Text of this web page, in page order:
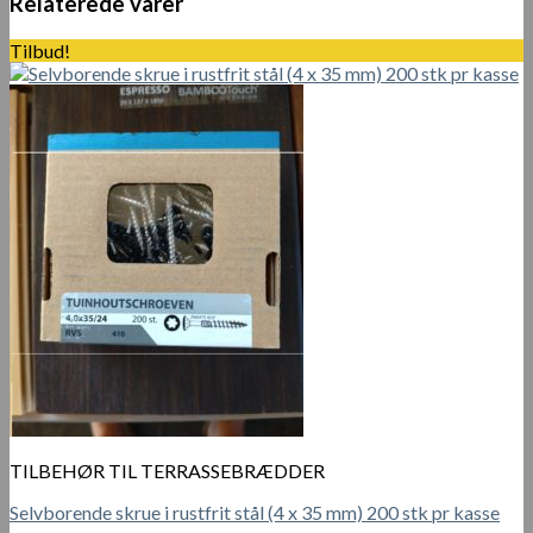
terrassebrædder
antal
Tilbud!
TILBEHØR TIL TERRASSEBRÆDDER
Selvborende skrue i rustfrit stål (4 x 35 mm) 200 stk pr kasse